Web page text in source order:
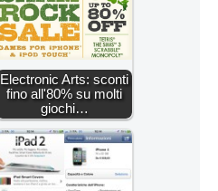
Electronic Arts: sconti
fino all'80% su molti
giochi…